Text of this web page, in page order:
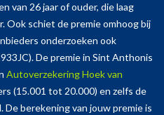
van 26 jaar of ouder, die laag
Ook schiet de premie omhoog bij
onderzoeken ook
De premie in Sint Anthonis
Autoverzekering Hoek van
(15.001 tot 20.000) en zelfs de
De berekening van jouw premie is